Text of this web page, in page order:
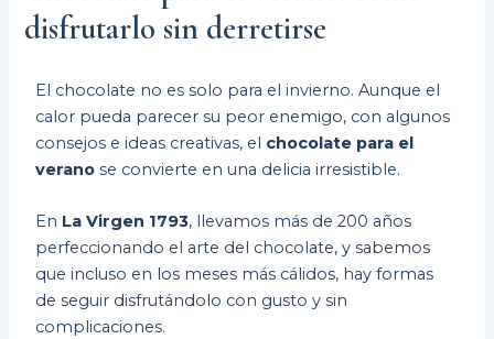
disfrutarlo sin derretirse
El chocolate no es solo para el invierno. Aunque el
calor pueda parecer su peor enemigo, con algunos
consejos e ideas creativas, el chocolate para el
verano se convierte en una delicia irresistible.
En La Virgen 1793, llevamos más de 200 años
perfeccionando el arte del chocolate, y sabemos
que incluso en los meses más cálidos, hay formas
de seguir disfrutándolo con gusto y sin
complicaciones.